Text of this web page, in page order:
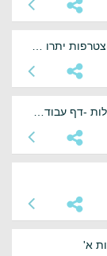
תנ"ך לכיתה ג' - יהושוע פרקים יח-יט - חלוקת הנחלות -דף עבודה להדפסה
א'